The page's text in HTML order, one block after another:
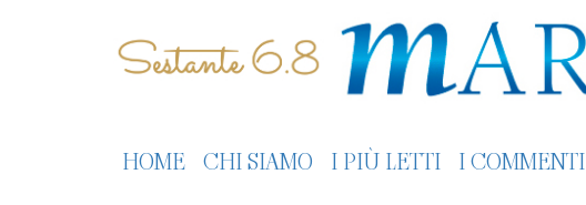
HOME CHI SIAMO I PIÙ LETTI I COMMENTI